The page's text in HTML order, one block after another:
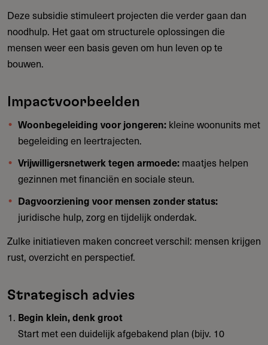
Deze subsidie stimuleert projecten die verder gaan dan
noodhulp. Het gaat om structurele oplossingen die
mensen weer een basis geven om hun leven op te
bouwen.
Impactvoorbeelden
Woonbegeleiding voor jongeren:kleine woonunits met
begeleiding en leertrajecten.
Vrijwilligersnetwerk tegen armoede:maatjes helpen
gezinnen met financiën en sociale steun.
Dagvoorziening voor mensen zonder status:
juridische hulp, zorg en tijdelijk onderdak.
Zulke initiatieven maken concreet verschil: mensen krijgen
rust, overzicht en perspectief.
Strategisch advies
Begin klein, denk groot
Start met een duidelijk afgebakend plan (bijv. 10